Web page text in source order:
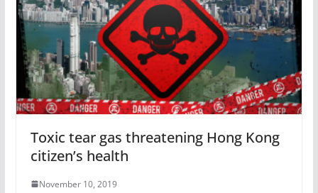
Toxic tear gas threatening Hong Kong
citizen’s health
November 10, 2019